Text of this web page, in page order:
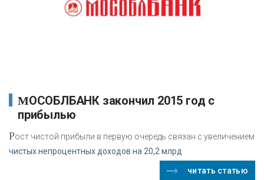
МОСОБЛБАНК закончил 2015 год с
прибылью
Рост чистой прибыли в первую очередь связан с увеличением
чистых непроцентных доходов на 20,2 млрд
читать статью